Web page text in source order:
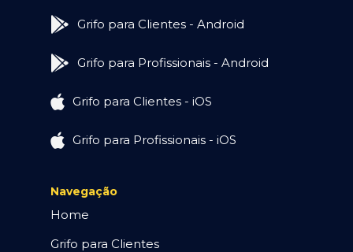
Grifo para Clientes - Android
Grifo para Profissionais - Android
Grifo para Clientes - iOS
Grifo para Profissionais - iOS
Navegação
Home
Grifo para Clientes